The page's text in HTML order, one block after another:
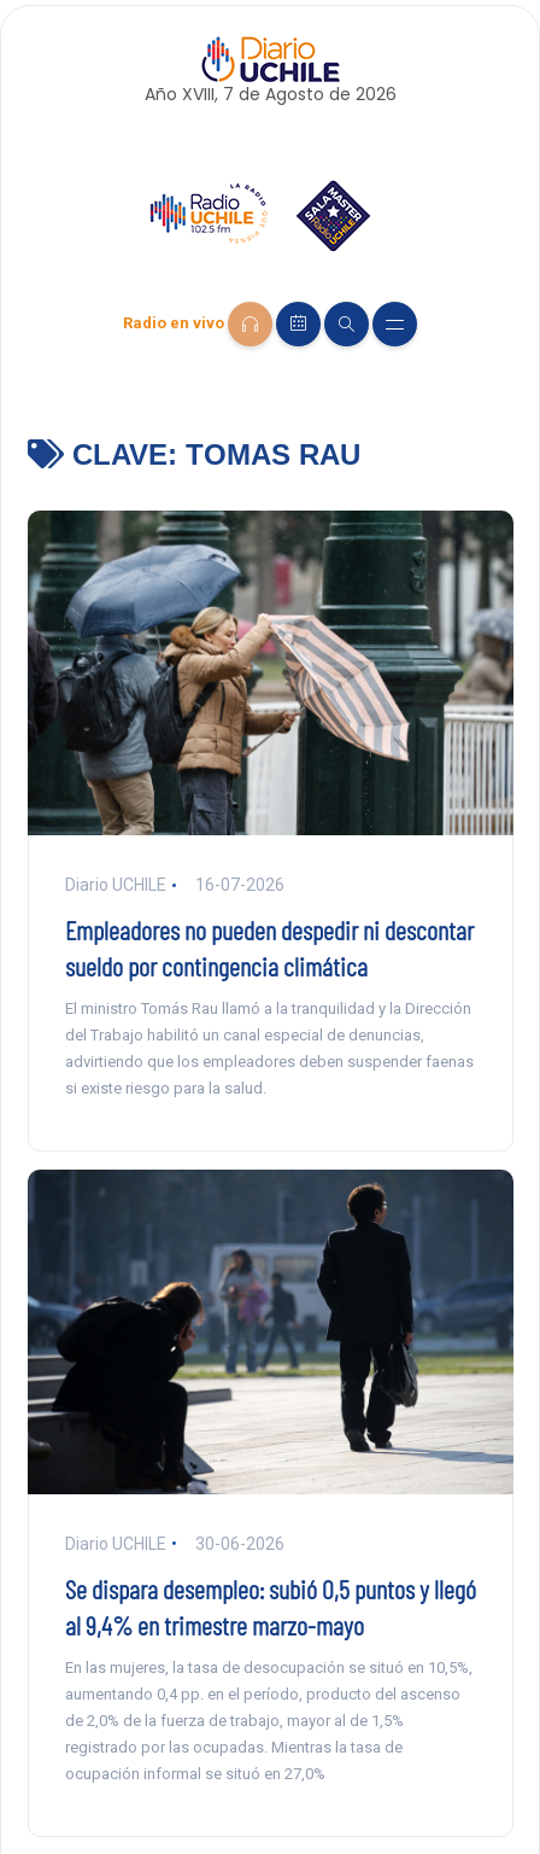
Año XVIII, 7 de Agosto de 2026
Radio en vivo
CLAVE: TOMAS RAU
Diario UCHILE 16-07-2026
Empleadores no pueden despedir ni descontar
sueldo por contingencia climática
El ministro Tomás Rau llamó a la tranquilidad y la Dirección
del Trabajo habilitó un canal especial de denuncias,
advirtiendo que los empleadores deben suspender faenas
si existe riesgo para la salud.
Diario UCHILE 30-06-2026
Se dispara desempleo: subió 0,5 puntos y llegó
al 9,4% en trimestre marzo-mayo
En las mujeres, la tasa de desocupación se situó en 10,5%,
aumentando 0,4 pp. en el período, producto del ascenso
de 2,0% de la fuerza de trabajo, mayor al de 1,5%
registrado por las ocupadas. Mientras la tasa de
ocupación informal se situó en 27,0%